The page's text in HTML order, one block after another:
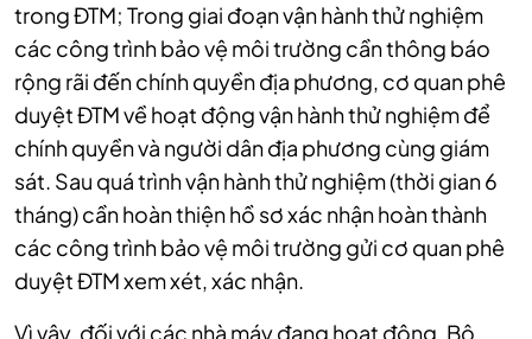
trong ĐTM; Trong giai đoạn vận hành thử nghiệm
các công trình bảo vệ môi trường cần thông báo
rộng rãi đến chính quyền địa phương, cơ quan phê
duyệt ĐTM về hoạt động vận hành thử nghiệm để
chính quyền và người dân địa phương cùng giám
sát. Sau quá trình vận hành thử nghiệm (thời gian 6
tháng) cần hoàn thiện hồ sơ xác nhận hoàn thành
các công trình bảo vệ môi trường gửi cơ quan phê
duyệt ĐTM xem xét, xác nhận.
Vì vậy, đối với các nhà máy đang hoạt động, Bộ